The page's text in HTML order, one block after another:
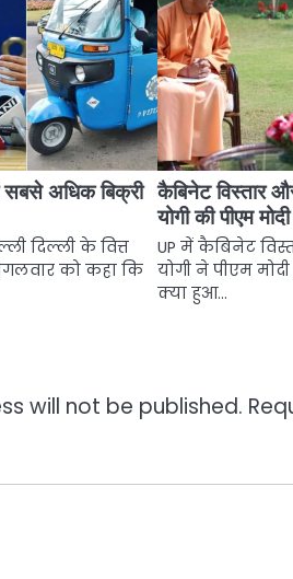
सबसे अधिक बिक्री
दिल्ली के वित्त
को कहा कि
कैबिनेट विस्तार
योगी की पीएम
UP में कैबिनेट
योगी ने पीएम
क्या हुआ…
will not be published.